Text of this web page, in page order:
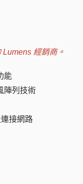
經銷商。
能
陣列技術
接網路